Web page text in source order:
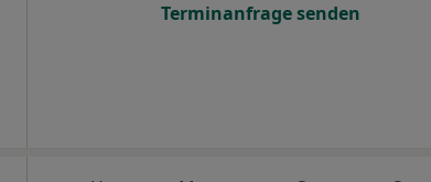
Terminanfrage senden